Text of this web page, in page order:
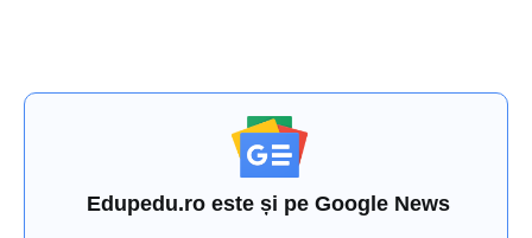
Edupedu.ro este și pe Google News